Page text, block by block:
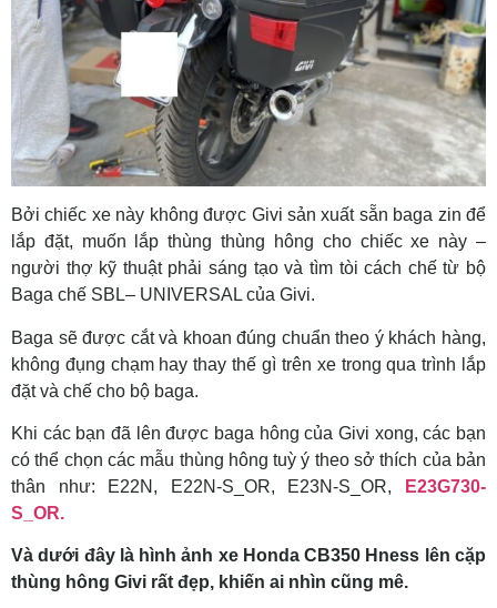
Bởi chiếc xe này không được Givi sản xuất sẵn baga zin để
lắp đặt, muốn lắp thùng thùng hông cho chiếc xe này –
người thợ kỹ thuật phải sáng tạo và tìm tòi cách chế từ bộ
Baga chế SBL– UNIVERSAL của Givi.
Baga sẽ được cắt và khoan đúng chuẩn theo ý khách hàng,
không đụng chạm hay thay thế gì trên xe trong qua trình lắp
đặt và chế cho bộ baga.
Khi các bạn đã lên được baga hông của Givi xong, các bạn
có thể chọn các mẫu thùng hông tuỳ ý theo sở thích của bản
thân như: E22N, E22N-S_OR, E23N-S_OR,
E23G730-
S_OR.
Và dưới đây là hình ảnh xe Honda CB350 Hness lên cặp
thùng hông Givi rất đẹp, khiến ai nhìn cũng mê.